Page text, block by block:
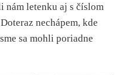
nám letenku aj s číslom
nechápem, kde
sa mohli poriadne